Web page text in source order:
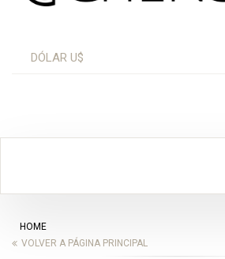
HOME
VOLVER A PÁGINA PRINCIPAL